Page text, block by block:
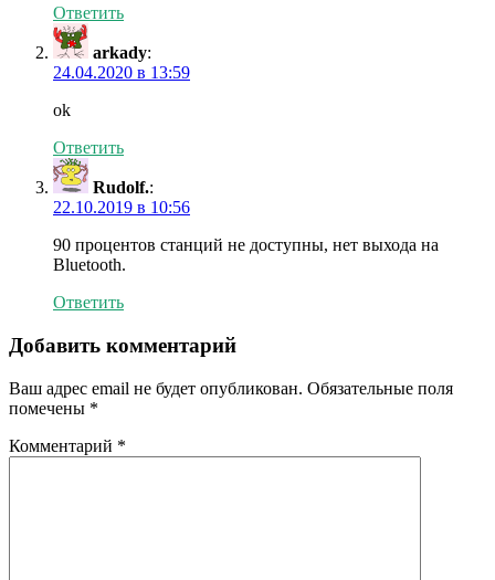
Ответить
arkady:
24.04.2020 в 13:59
ok
Ответить
Rudolf.:
22.10.2019 в 10:56
90 процентов станций не доступны, нет выхода на
Bluetooth.
Ответить
Добавить комментарий
Ваш адрес email не будет опубликован. Обязательные поля
помечены *
Комментарий *